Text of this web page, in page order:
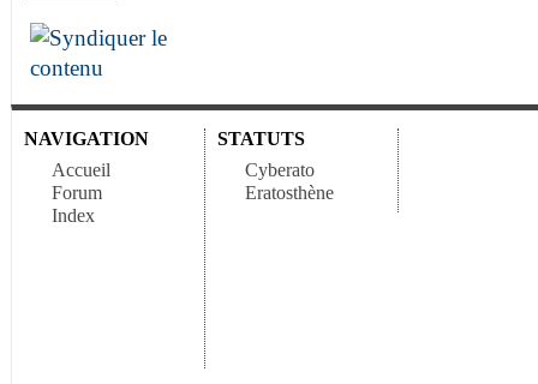
NAVIGATION
Accueil
Forum
Index
STATUTS
Cyberato
Eratosthène